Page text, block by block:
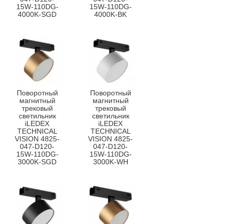
15W-110DG-
4000K-SGD
15W-110DG-
4000K-BK
Поворотный
магнитный
трековый
светильник
iLEDEX
TECHNICAL
VISION 4825-
047-D120-
15W-110DG-
3000K-SGD
Поворотный
магнитный
трековый
светильник
iLEDEX
TECHNICAL
VISION 4825-
047-D120-
15W-110DG-
3000K-WH